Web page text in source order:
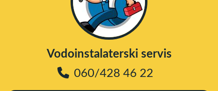
Vodoinstalaterski servis
060/428 46 22